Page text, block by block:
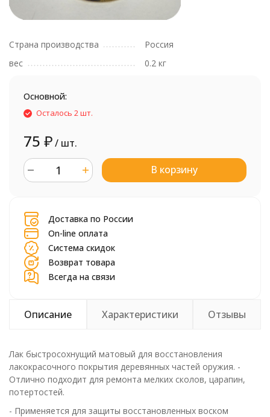
Страна производства
Россия
вес
0.2 кг
Основной:
Осталось 2 шт.
75 ₽/ шт.
В корзину
Доставка по России
On-line оплата
Система скидок
Возврат товара
Всегда на связи
Описание Характеристики Отзывы
Лак быстросохнущий матовый для восстановления
лакокрасочного покрытия деревянных частей оружия. -
Отлично подходит для ремонта мелких сколов, царапин,
потертостей.
- Применяется для защиты восстановленных воском